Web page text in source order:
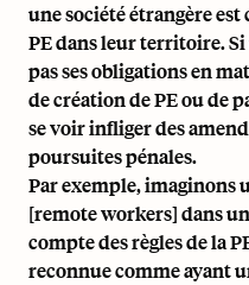
une société étrangère
PE dans leur territoire.
pas ses obligations en
de création de PE ou de
se voir infliger des
poursuites pénales.
Par exemple, imaginons
[remote workers] dans
compte des règles de la
reconnue comme ayant